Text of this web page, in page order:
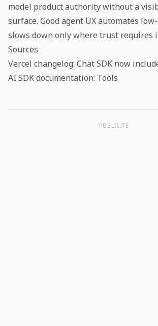
model product authority without a
surface. Good agent UX automates
slows down only where trust requires
Sources
Vercel changelog: Chat SDK now
AI SDK documentation: Tools
PUBLICITÉ